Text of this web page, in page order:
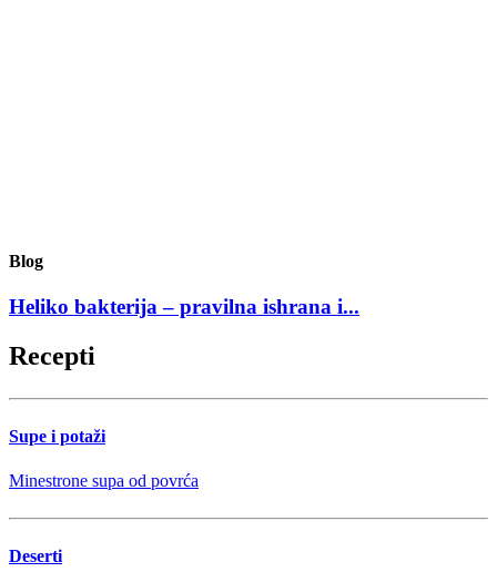
Blog
Heliko bakterija – pravilna ishrana i...
Recepti
Supe i potaži
Minestrone supa od povrća
Deserti